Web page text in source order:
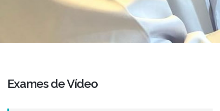
Exames de Vídeo